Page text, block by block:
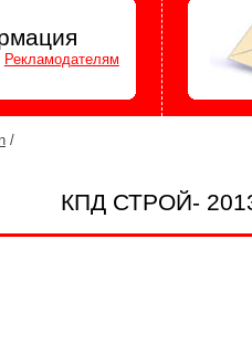
Рекламодателям
/
КПД СТРОЙ-